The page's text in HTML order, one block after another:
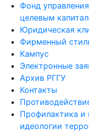
Фонд управления
целевым
Юридическая
Фирменный
Кампус
Электронные
Архив РГГУ
Контакты
Профилактика и
идеологии